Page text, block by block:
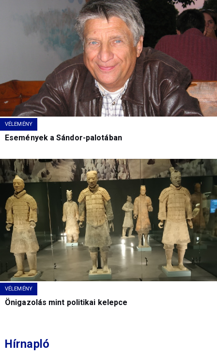
VÉLEMÉNY
Események a Sándor-palotában
VÉLEMÉNY
Önigazolás mint politikai kelepce
Hírnapló